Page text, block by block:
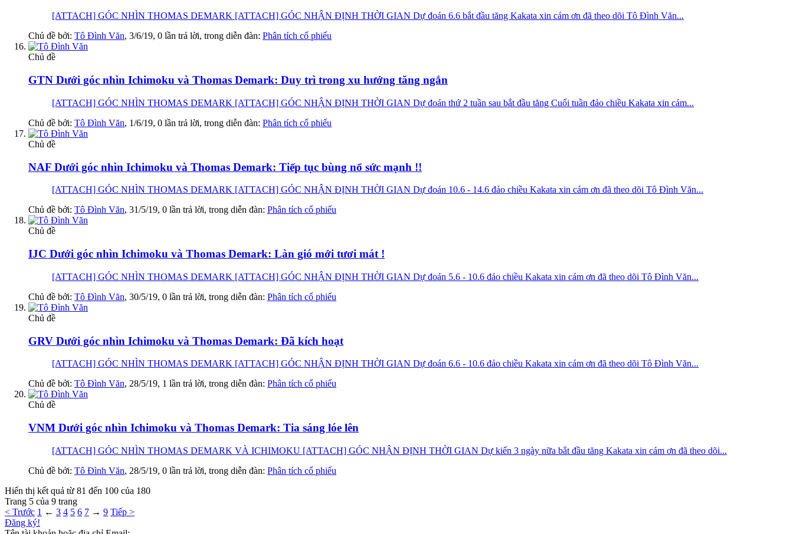
[ATTACH] GÓC NHÌN THOMAS DEMARK [ATTACH] GÓC NHẬN ĐỊNH THỜI GIAN Dự đoán 6.6 bắt đầu tăng Kakata xin cám ơn đã theo dõi Tô Đình Văn...
Chủ đề bởi: Tô Đình Văn, 3/6/19, 0 lần trả lời, trong diễn đàn: Phân tích cổ phiếu
Chủ đề
GTN Dưới góc nhìn Ichimoku và Thomas Demark: Duy trì trong xu hướng tăng ngắn
[ATTACH] GÓC NHÌN THOMAS DEMARK [ATTACH] GÓC NHẬN ĐỊNH THỜI GIAN Dự đoán thứ 2 tuần sau bắt đầu tăng Cuối tuần đảo chiều Kakata xin cám...
Chủ đề bởi: Tô Đình Văn, 1/6/19, 0 lần trả lời, trong diễn đàn: Phân tích cổ phiếu
Chủ đề
NAF Dưới góc nhìn Ichimoku và Thomas Demark: Tiếp tục bùng nổ sức mạnh !!
[ATTACH] GÓC NHÌN THOMAS DEMARK [ATTACH] GÓC NHẬN ĐỊNH THỜI GIAN Dự đoán 10.6 - 14.6 đảo chiều Kakata xin cám ơn đã theo dõi Tô Đình Văn...
Chủ đề bởi: Tô Đình Văn, 31/5/19, 0 lần trả lời, trong diễn đàn: Phân tích cổ phiếu
Chủ đề
IJC Dưới góc nhìn Ichimoku và Thomas Demark: Làn gió mới tươi mát !
[ATTACH] GÓC NHÌN THOMAS DEMARK [ATTACH] GÓC NHẬN ĐỊNH THỜI GIAN Dự đoán 5.6 - 10.6 đảo chiều Kakata xin cám ơn đã theo dõi Tô Đình Văn...
Chủ đề bởi: Tô Đình Văn, 30/5/19, 0 lần trả lời, trong diễn đàn: Phân tích cổ phiếu
Chủ đề
GRV Dưới góc nhìn Ichimoku và Thomas Demark: Đã kích hoạt
[ATTACH] GÓC NHÌN THOMAS DEMARK [ATTACH] GÓC NHẬN ĐỊNH THỜI GIAN Dự đoán 6.6 - 10.6 đảo chiều Kakata xin cám ơn đã theo dõi Tô Đình Văn...
Chủ đề bởi: Tô Đình Văn, 28/5/19, 1 lần trả lời, trong diễn đàn: Phân tích cổ phiếu
Chủ đề
VNM Dưới góc nhìn Ichimoku và Thomas Demark: Tia sáng lóe lên
[ATTACH] GÓC NHÌN THOMAS DEMARK VÀ ICHIMOKU [ATTACH] GÓC NHẬN ĐỊNH THỜI GIAN Dự kiến 3 ngày nữa bắt đầu tăng Kakata xin cám ơn đã theo dõi...
Chủ đề bởi: Tô Đình Văn, 28/5/19, 0 lần trả lời, trong diễn đàn: Phân tích cổ phiếu
Hiển thị kết quả từ 81 đến 100 của 180
Trang 5 của 9 trang
< Trước 1 ← 3 4 5 6 7 → 9 Tiếp >
Đăng ký!